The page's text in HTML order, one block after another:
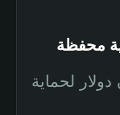
300 مليون دولار لحماية